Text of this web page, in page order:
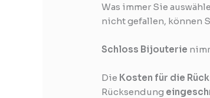
Was immer Sie
nicht gefallen, können
Schloss Bijouterie
Die Kosten für die
Rücksendung